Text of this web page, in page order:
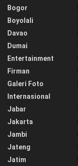
Bogor
Boyolali
Davao
Dumai
Entertainment
Firman
Galeri Foto
Internasional
Jabar
Jakarta
Jambi
Jateng
Jatim